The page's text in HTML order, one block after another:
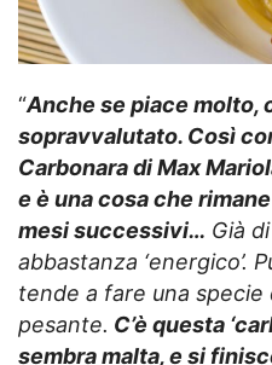
“Anche se piace molto,
sopravvalutato. Così
Carbonara di Max
e è una cosa che
mesi successivi… Già
abbastanza ‘energico’.
tende a fare una specie
pesante. C’è questa
sembra malta, e si